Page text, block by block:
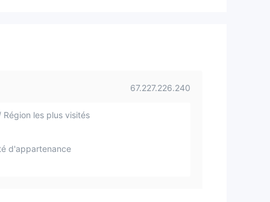
67.227.226.240
Région les plus visités
d'appartenance